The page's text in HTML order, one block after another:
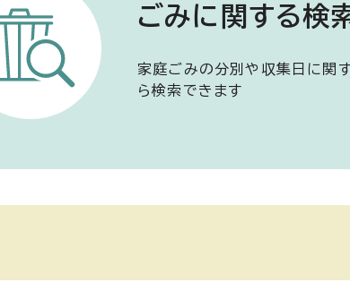
ごみに関する検
家庭ごみの分別や収集日に関
ら検索できます